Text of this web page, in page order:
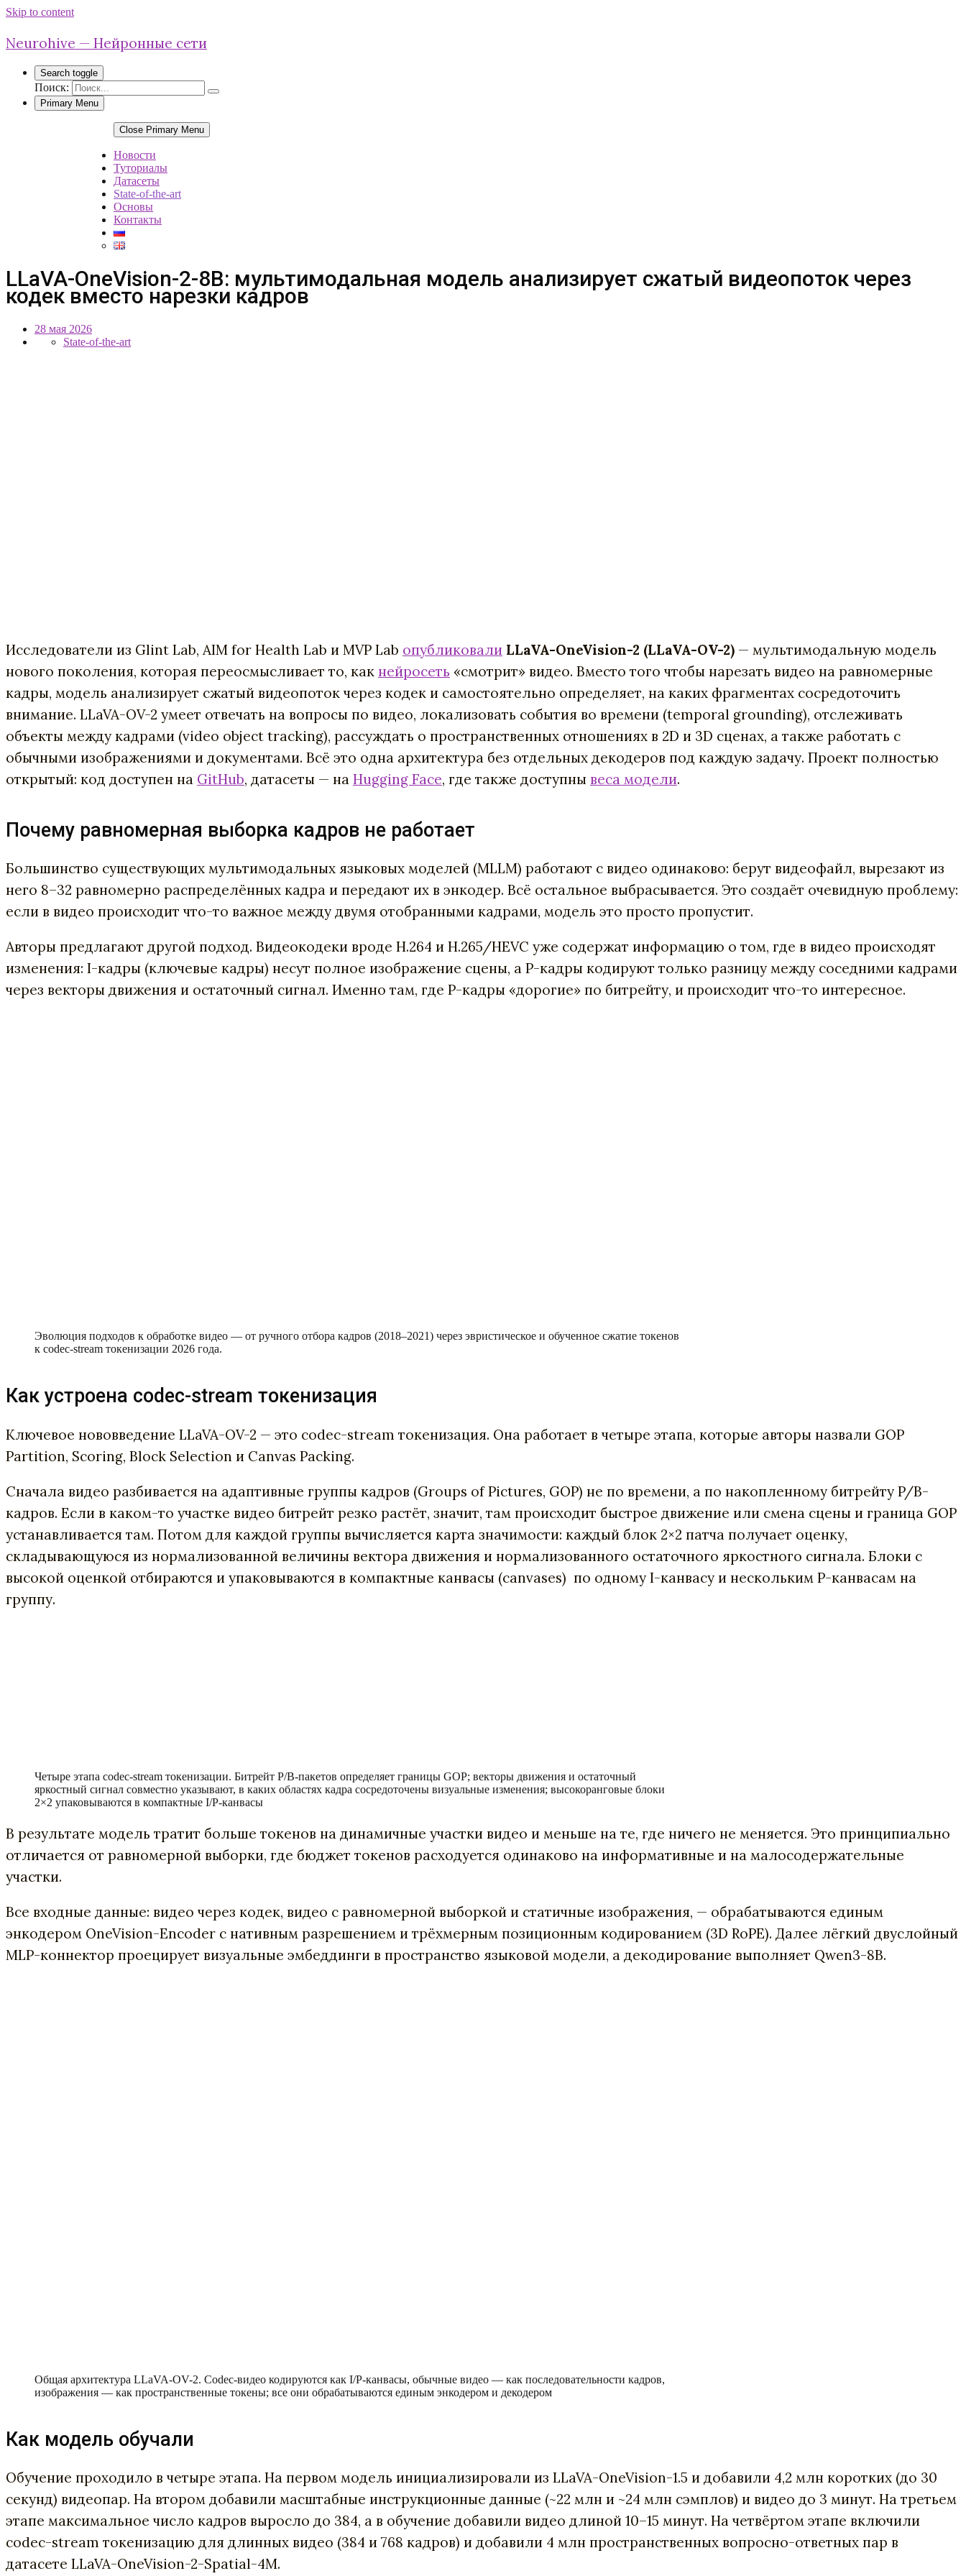
Skip to content
Neurohive — Нейронные сети
Search toggle
Поиск:
Primary Menu
Close Primary Menu
Новости
Туториалы
Датасеты
State-of-the-art
Основы
Контакты
LLaVA-OneVision-2-8B: мультимодальная модель анализирует сжатый видеопоток через
кодек вместо нарезки кадров
28 мая 2026
State-of-the-art
Исследователи из Glint Lab, AIM for Health Lab и MVP Lab опубликовали LLaVA-OneVision-2 (LLaVA-OV-2) — мультимодальную модель
нового поколения, которая переосмысливает то, как нейросеть «смотрит» видео. Вместо того чтобы нарезать видео на равномерные
кадры, модель анализирует сжатый видеопоток через кодек и самостоятельно определяет, на каких фрагментах сосредоточить
внимание. LLaVA-OV-2 умеет отвечать на вопросы по видео, локализовать события во времени (temporal grounding), отслеживать
объекты между кадрами (video object tracking), рассуждать о пространственных отношениях в 2D и 3D сценах, а также работать с
обычными изображениями и документами. Всё это одна архитектура без отдельных декодеров под каждую задачу. Проект полностью
открытый: код доступен на GitHub, датасеты — на Hugging Face, где также доступны веса модели.
Почему равномерная выборка кадров не работает
Большинство существующих мультимодальных языковых моделей (MLLM) работают с видео одинаково: берут видеофайл, вырезают из
него 8–32 равномерно распределённых кадра и передают их в энкодер. Всё остальное выбрасывается. Это создаёт очевидную проблему:
если в видео происходит что-то важное между двумя отобранными кадрами, модель это просто пропустит.
Авторы предлагают другой подход. Видеокодеки вроде H.264 и H.265/HEVC уже содержат информацию о том, где в видео происходят
изменения: I-кадры (ключевые кадры) несут полное изображение сцены, а P-кадры кодируют только разницу между соседними кадрами
через векторы движения и остаточный сигнал. Именно там, где P-кадры «дорогие» по битрейту, и происходит что-то интересное.
Эволюция подходов к обработке видео — от ручного отбора кадров (2018–2021) через эвристическое и обученное сжатие токенов
к codec-stream токенизации 2026 года.
Как устроена codec-stream токенизация
Ключевое нововведение LLaVA-OV-2 — это codec-stream токенизация. Она работает в четыре этапа, которые авторы назвали GOP
Partition, Scoring, Block Selection и Canvas Packing.
Сначала видео разбивается на адаптивные группы кадров (Groups of Pictures, GOP) не по времени, а по накопленному битрейту P/B-
кадров. Если в каком-то участке видео битрейт резко растёт, значит, там происходит быстрое движение или смена сцены и граница GOP
устанавливается там. Потом для каждой группы вычисляется карта значимости: каждый блок 2×2 патча получает оценку,
складывающуюся из нормализованной величины вектора движения и нормализованного остаточного яркостного сигнала. Блоки с
высокой оценкой отбираются и упаковываются в компактные канвасы (canvases) по одному I-канвасу и нескольким P-канвасам на
группу.
Четыре этапа codec-stream токенизации. Битрейт P/B-пакетов определяет границы GOP; векторы движения и остаточный
яркостный сигнал совместно указывают, в каких областях кадра сосредоточены визуальные изменения; высокоранговые блоки
2×2 упаковываются в компактные I/P-канвасы
В результате модель тратит больше токенов на динамичные участки видео и меньше на те, где ничего не меняется. Это принципиально
отличается от равномерной выборки, где бюджет токенов расходуется одинаково на информативные и на малосодержательные
участки.
Все входные данные: видео через кодек, видео с равномерной выборкой и статичные изображения, — обрабатываются единым
энкодером OneVision-Encoder с нативным разрешением и трёхмерным позиционным кодированием (3D RoPE). Далее лёгкий двуслойный
MLP-коннектор проецирует визуальные эмбеддинги в пространство языковой модели, а декодирование выполняет Qwen3-8B.
Общая архитектура LLaVA-OV-2. Codec-видео кодируются как I/P-канвасы, обычные видео — как последовательности кадров,
изображения — как пространственные токены; все они обрабатываются единым энкодером и декодером
Как модель обучали
Обучение проходило в четыре этапа. На первом модель инициализировали из LLaVA-OneVision-1.5 и добавили 4,2 млн коротких (до 30
секунд) видеопар. На втором добавили масштабные инструкционные данные (~22 млн и ~24 млн сэмплов) и видео до 3 минут. На третьем
этапе максимальное число кадров выросло до 384, а в обучение добавили видео длиной 10–15 минут. На четвёртом этапе включили
codec-stream токенизацию для длинных видео (384 и 768 кадров) и добавили 4 млн пространственных вопросно-ответных пар в
датасете LLaVA-OneVision-2-Spatial-4M.